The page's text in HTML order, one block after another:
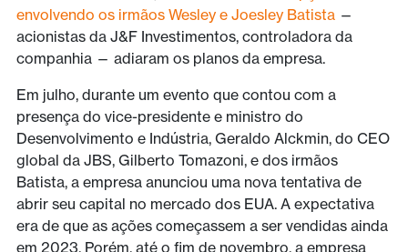
envolvendo os irmãos Wesley e Joesley Batista—
acionistas da J&F Investimentos, controladora da
companhia — adiaram os planos da empresa.
Em julho, durante um evento que contou com a
presença do vice-presidente e ministro do
Desenvolvimento e Indústria, Geraldo Alckmin, do CEO
global da JBS, Gilberto Tomazoni, e dos irmãos
Batista, a empresa anunciou uma nova tentativa de
abrir seu capital no mercado dos EUA. A expectativa
era de que as ações começassem a ser vendidas ainda
em 2023. Porém, até o fim de novembro, a empresa